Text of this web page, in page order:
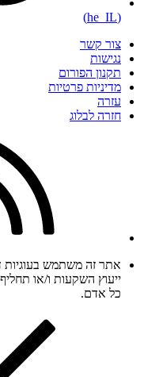
(he_IL)
צור קשר
נגישות
תקנון הפורום
מדיניות פרטיות
עזרה
חזרה לבלוג
אתר זה משתמש בעוגיות
ייעוץ השקעות ו/או
כל אדם.